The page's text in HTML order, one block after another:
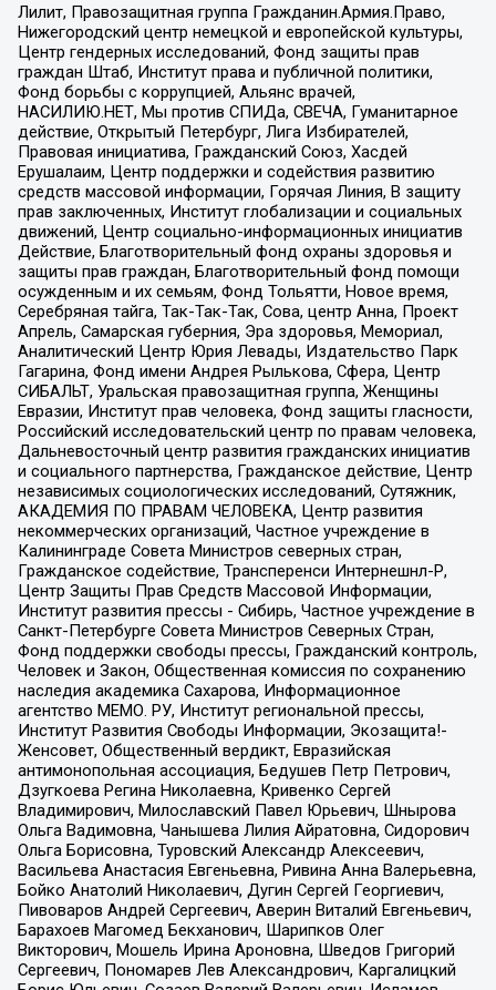
Лилит, Правозащитная группа Гражданин.Армия.Право,
Нижегородский центр немецкой и европейской культуры,
Центр гендерных исследований, Фонд защиты прав
граждан Штаб, Институт права и публичной политики,
Фонд борьбы с коррупцией, Альянс врачей,
НАСИЛИЮ.НЕТ, Мы против СПИДа, СВЕЧА, Гуманитарное
действие, Открытый Петербург, Лига Избирателей,
Правовая инициатива, Гражданский Союз, Хасдей
Ерушалаим, Центр поддержки и содействия развитию
средств массовой информации, Горячая Линия, В защиту
прав заключенных, Институт глобализации и социальных
движений, Центр социально-информационных инициатив
Действие, Благотворительный фонд охраны здоровья и
защиты прав граждан, Благотворительный фонд помощи
осужденным и их семьям, Фонд Тольятти, Новое время,
Серебряная тайга, Так-Так-Так, Сова, центр Анна, Проект
Апрель, Самарская губерния, Эра здоровья, Мемориал,
Аналитический Центр Юрия Левады, Издательство Парк
Гагарина, Фонд имени Андрея Рылькова, Сфера, Центр
СИБАЛЬТ, Уральская правозащитная группа, Женщины
Евразии, Институт прав человека, Фонд защиты гласности,
Российский исследовательский центр по правам человека,
Дальневосточный центр развития гражданских инициатив
и социального партнерства, Гражданское действие, Центр
независимых социологических исследований, Сутяжник,
АКАДЕМИЯ ПО ПРАВАМ ЧЕЛОВЕКА, Центр развития
некоммерческих организаций, Частное учреждение в
Калининграде Совета Министров северных стран,
Гражданское содействие, Трансперенси Интернешнл-Р,
Центр Защиты Прав Средств Массовой Информации,
Институт развития прессы - Сибирь, Частное учреждение в
Санкт-Петербурге Совета Министров Северных Стран,
Фонд поддержки свободы прессы, Гражданский контроль,
Человек и Закон, Общественная комиссия по сохранению
наследия академика Сахарова, Информационное
агентство МЕМО. РУ, Институт региональной прессы,
Институт Развития Свободы Информации, Экозащита!-
Женсовет, Общественный вердикт, Евразийская
антимонопольная ассоциация, Бедушев Петр Петрович,
Дзугкоева Регина Николаевна, Кривенко Сергей
Владимирович, Милославский Павел Юрьевич, Шнырова
Ольга Вадимовна, Чанышева Лилия Айратовна, Сидорович
Ольга Борисовна, Туровский Александр Алексеевич,
Васильева Анастасия Евгеньевна, Ривина Анна Валерьевна,
Бойко Анатолий Николаевич, Дугин Сергей Георгиевич,
Пивоваров Андрей Сергеевич, Аверин Виталий Евгеньевич,
Барахоев Магомед Бекханович, Шарипков Олег
Викторович, Мошель Ирина Ароновна, Шведов Григорий
Сергеевич, Пономарев Лев Александрович, Каргалицкий